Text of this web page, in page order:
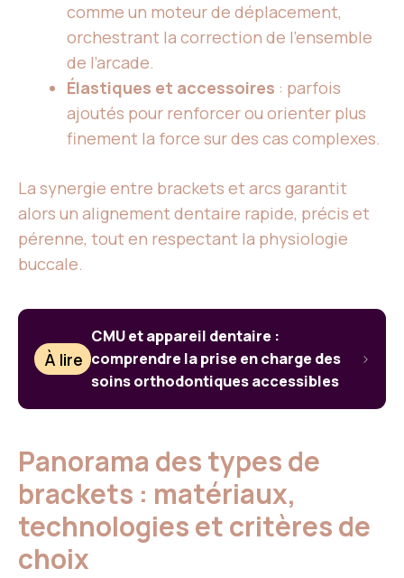
comme un moteur de déplacement,
orchestrant la correction de l’ensemble
de l’arcade.
Élastiques et accessoires : parfois
ajoutés pour renforcer ou orienter plus
finement la force sur des cas complexes.
La synergie entre brackets et arcs garantit
alors un alignement dentaire rapide, précis et
pérenne, tout en respectant la physiologie
buccale.
À lire
CMU et appareil dentaire :
comprendre la prise en charge des
soins orthodontiques accessibles
Panorama des types de
brackets : matériaux,
technologies et critères de
choix